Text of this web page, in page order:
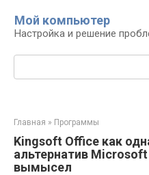
контенту
Мой компьютер
Настройка и решение
Поиск:
Главная » Программы
Kingsoft Office как
альтернатив
вымысел